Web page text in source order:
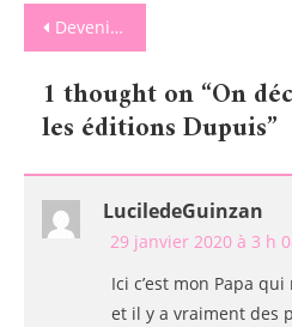
Navigation
de
l’article
Devenir apprenti sorcier avec Fabulus Potium – Jeux Dujardin
1 thought on “On
les éditions Dupuis”
LuciledeGuinzan
29 janvier 2020 à 3 h
Ici c’est mon Papa
et il y a vraiment des